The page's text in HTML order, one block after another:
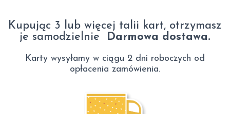
Kupując 3 lub więcej talii kart, otrzymasz
je samodzielnie Darmowa dostawa.
Karty wysyłamy w ciągu 2 dni roboczych od
opłacenia zamówienia.